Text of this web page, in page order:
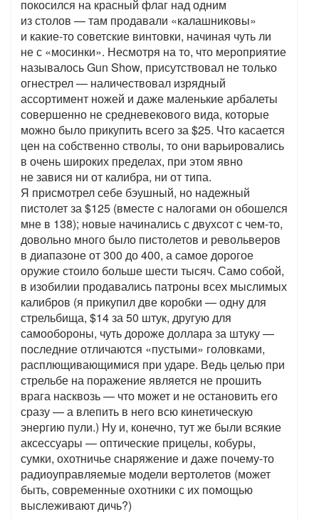
покосился на красный флаг над одним
из столов — там продавали «калашниковы»
и какие-то советские винтовки, начиная чуть ли
не с «мосинки». Несмотря на то, что мероприятие
называлось Gun Show, присутствовал не только
огнестрел — наличествовал изрядный
ассортимент ножей и даже маленькие арбалеты
совершенно не средневекового вида, которые
можно было прикупить всего за $25. Что касается
цен на собственно стволы, то они варьировались
в очень широких пределах, при этом явно
не завися ни от калибра, ни от типа.
Я присмотрел себе бэушный, но надежный
пистолет за $125 (вместе с налогами он обошелся
мне в 138); новые начинались с двухсот с чем-то,
довольно много было пистолетов и револьверов
в диапазоне от 300 до 400, а самое дорогое
оружие стоило больше шести тысяч. Само собой,
в изобилии продавались патроны всех мыслимых
калибров (я прикупил две коробки — одну для
стрельбища, $14 за 50 штук, другую для
самообороны, чуть дороже доллара за штуку —
последние отличаются «пустыми» головками,
расплющивающимися при ударе. Ведь целью при
стрельбе на поражение является не прошить
врага насквозь — что может и не остановить его
сразу — а влепить в него всю кинетическую
энергию пули.) Ну и, конечно, тут же были всякие
аксессуары — оптические прицелы, кобуры,
сумки, охотничье снаряжение и даже почему-то
радиоуправляемые модели вертолетов (может
быть, современные охотники с их помощью
выслеживают дичь?)